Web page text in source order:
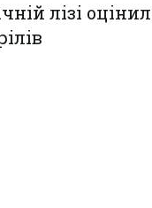
лізі